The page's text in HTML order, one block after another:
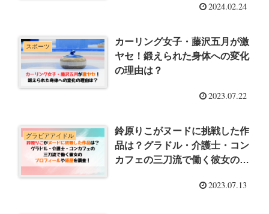
2024.02.24
スポーツ
カーリング女子・藤沢五月が激
ヤセ！鍛えられた身体への変化
の理由は？
2023.07.22
グラビアアイドル
鈴原りこがヌードに挑戦した作
品は？グラドル・介護士・コン
カフェの三刀流で働く彼女のプ
2023.07.13